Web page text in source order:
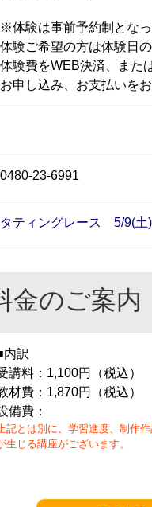
※体験は事前予約制となっ
体験ご希望の方は体験日
体験費をWEB決済、また
お申し込み、お支払いを
0480-23-6991
タティングレース 5/9(
金のご案内
内訳
講料：1,100円（税込）
材費：1,870円（税込）
備費：
記とは別に、学習進度、制作
生じる講座がございます。